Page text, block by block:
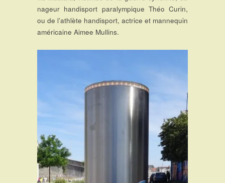
nageur handisport paralympique Théo Curin,
ou de l’athlète handisport, actrice et mannequin
américaine Aimee Mullins.